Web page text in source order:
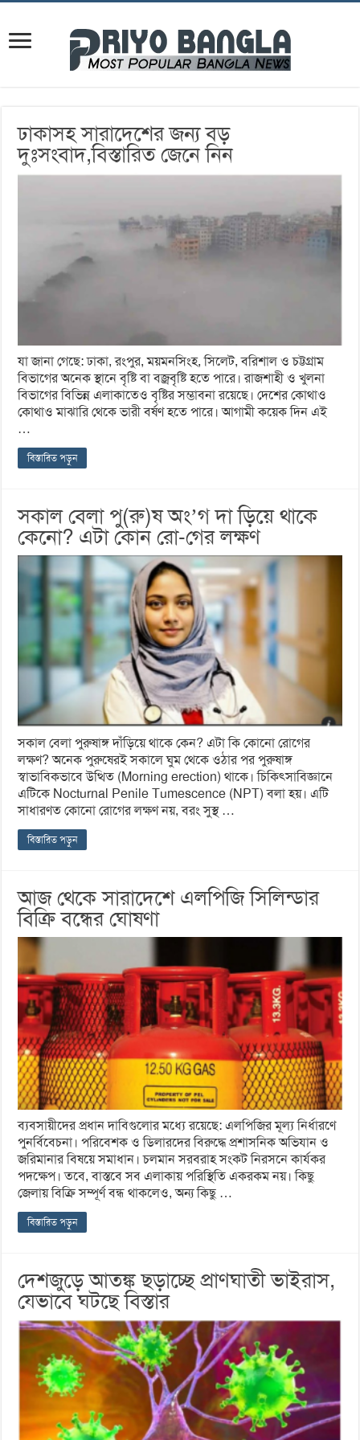
ঢাকাসহ সারাদেশের জন্য বড়
দুঃসংবাদ,বিস্তারিত জেনে নিন
যা জানা গেছে: ঢাকা, রংপুর, ময়মনসিংহ, সিলেট, বরিশাল ও চট্টগ্রাম
বিভাগের অনেক স্থানে বৃষ্টি বা বজ্রবৃষ্টি হতে পারে। রাজশাহী ও খুলনা
বিভাগের বিভিন্ন এলাকাতেও বৃষ্টির সম্ভাবনা রয়েছে। দেশের কোথাও
কোথাও মাঝারি থেকে ভারী বর্ষণ হতে পারে। আগামী কয়েক দিন এই
…
বিস্তারিত পড়ুন
সকাল বেলা পু(রু)ষ অং’গ দা ড়িয়ে থাকে
কেনো? এটা কোন রো-গের লক্ষণ
সকাল বেলা পুরুষাঙ্গ দাঁড়িয়ে থাকে কেন? এটা কি কোনো রোগের
লক্ষণ? অনেক পুরুষেরই সকালে ঘুম থেকে ওঠার পর পুরুষাঙ্গ
স্বাভাবিকভাবে উত্থিত (Morning erection) থাকে। চিকিৎসাবিজ্ঞানে
এটিকে Nocturnal Penile Tumescence (NPT) বলা হয়। এটি
সাধারণত কোনো রোগের লক্ষণ নয়, বরং সুস্থ …
বিস্তারিত পড়ুন
আজ থেকে সারাদেশে এলপিজি সিলিন্ডার
বিক্রি বন্ধের ঘোষণা
ব্যবসায়ীদের প্রধান দাবিগুলোর মধ্যে রয়েছে: এলপিজির মূল্য নির্ধারণে
পুনর্বিবেচনা। পরিবেশক ও ডিলারদের বিরুদ্ধে প্রশাসনিক অভিযান ও
জরিমানার বিষয়ে সমাধান। চলমান সরবরাহ সংকট নিরসনে কার্যকর
পদক্ষেপ। তবে, বাস্তবে সব এলাকায় পরিস্থিতি একরকম নয়। কিছু
জেলায় বিক্রি সম্পূর্ণ বন্ধ থাকলেও, অন্য কিছু …
বিস্তারিত পড়ুন
দেশজুড়ে আতঙ্ক ছড়াচ্ছে প্রাণঘাতী ভাইরাস,
যেভাবে ঘটছে বিস্তার